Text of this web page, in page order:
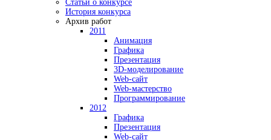
Статьи о конкурсе
История конкурса
Архив работ
2011
Анимация
Графика
Презентация
3D-моделирование
Web-сайт
Web-мастерство
Программирование
2012
Графика
Презентация
Web-сайт